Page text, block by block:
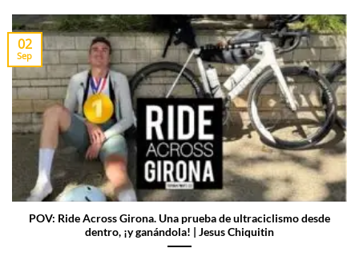
POV: Ride Across Girona. Una prueba de ultraciclismo desde
dentro, ¡y ganándola! | Jesus Chiquitin
02
Sep